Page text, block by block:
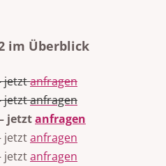
im Überblick
jetztanfragen
jetztanfragen
jetztanfragen
jetztanfragen
jetztanfragen